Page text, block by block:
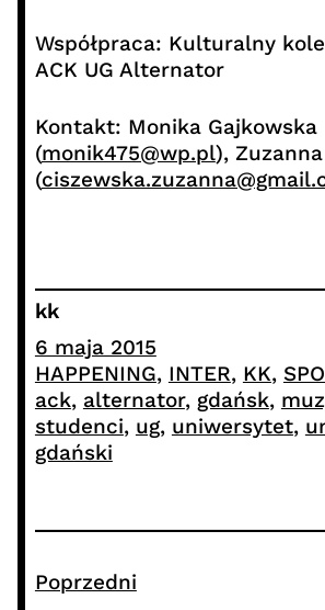
Współpraca: Kulturalny
ACK UG Alternator
Kontakt: Monika Gajkowska
(monik475@wp.pl),
(
kk
6 maja 2015
HAPPENING, INTER, KK,
ack, alternator, gdańsk,
studenci, ug, uniwersytet,
gdański
Poprzedni